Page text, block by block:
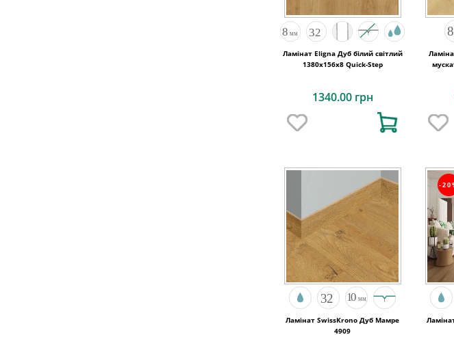
Ламінат Eligna Дуб білий світлий
1380х156x8 Quick-Step
1340.00 грн
Ламінат SwissKrono Дуб Мамре
4909
-